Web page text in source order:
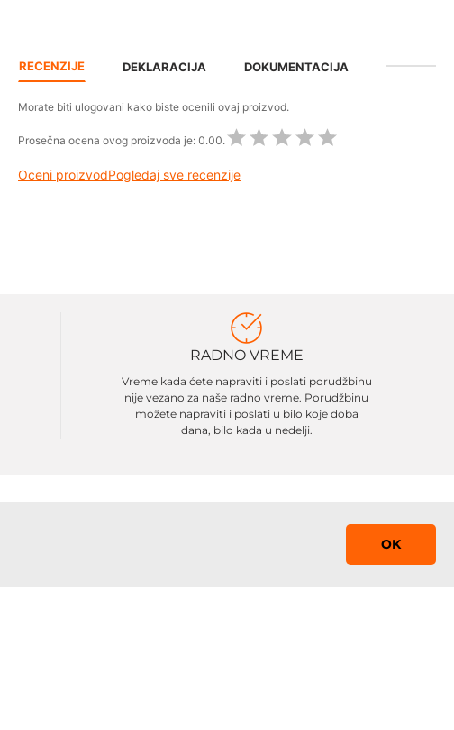
RECENZIJE DEKLARACIJA DOKUMENTACIJA
Morate biti ulogovani kako biste ocenili ovaj proizvod.
Prosečna ocena ovog proizvoda je: 0.00.
Oceni proizvodPogledaj sve recenzije
RADNO VREME
Vreme kada ćete napraviti i poslati porudžbinu
nije vezano za naše radno vreme. Porudžbinu
možete napraviti i poslati u bilo koje doba
dana, bilo kada u nedelji.
OK